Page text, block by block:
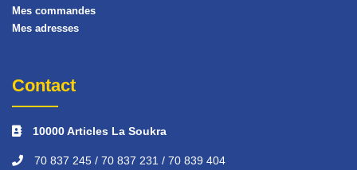
Mes commandes
Mes adresses
Contact
10000 Articles La Soukra
70 837 245 / 70 837 231 / 70 839 404